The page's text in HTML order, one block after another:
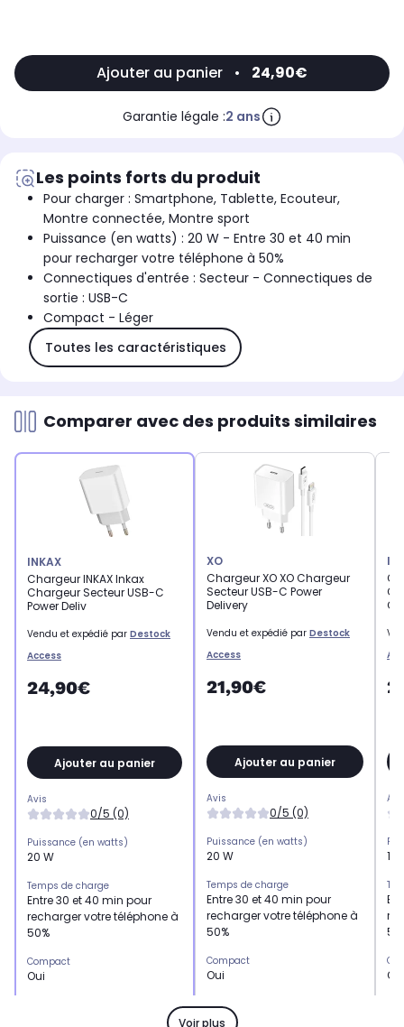
Ajouter au panier • 24,90€
Garantie légale :2 ans
Les points forts du produit
Pour charger : Smartphone, Tablette, Ecouteur,
Montre connectée, Montre sport
Puissance (en watts) : 20 W - Entre 30 et 40 min
pour recharger votre téléphone à 50%
Connectiques d'entrée : Secteur - Connectiques de
sortie : USB-C
Compact - Léger
Toutes les caractéristiques
Comparer avec des produits similaires
INKAX
Chargeur INKAX Inkax
Chargeur Secteur USB-C
Power Deliv
Vendu et expédié par Destock
Access
24,90€
Ajouter au panier
Avis
0/5 (0)
Puissance (en watts)
20 W
Temps de charge
Entre 30 et 40 min pour
recharger votre téléphone à
50%
Compact
Oui
XO
Chargeur XO XO Chargeur
Secteur USB-C Power
Delivery
Vendu et expédié par Destock
Access
21,90€
Ajouter au panier
Avis
0/5 (0)
Puissance (en watts)
20 W
Temps de charge
Entre 30 et 40 min pour
recharger votre téléphone à
50%
Compact
Oui
Léger
Oui
18
Oui
Voir plus